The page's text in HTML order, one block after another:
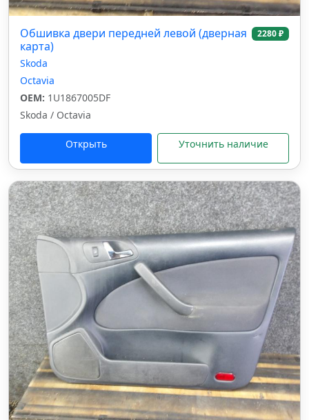
Обшивка двери передней левой (дверная
карта)
2280 ₽
Skoda
Octavia
OEM: 1U1867005DF
Skoda / Octavia
Открыть Уточнить наличие